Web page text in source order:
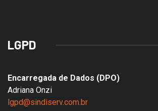
LGPD
Encarregada de Dados (DPO)
Adriana Onzi
lgpd@sindiserv.com.br